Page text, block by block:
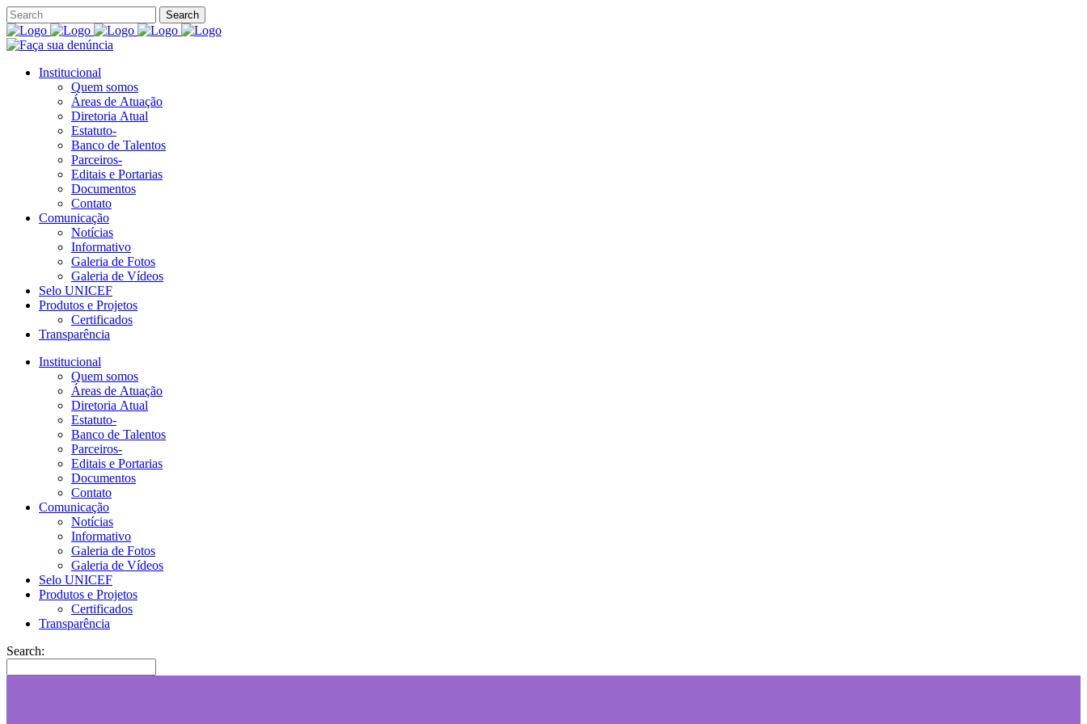
Institucional
Quem somos
Áreas de Atuação
Diretoria Atual
Estatuto-
Banco de Talentos
Parceiros-
Editais e Portarias
Documentos
Contato
Comunicação
Notícias
Informativo
Galeria de Fotos
Galeria de Vídeos
Selo UNICEF
Produtos e Projetos
Certificados
Transparência
Institucional
Quem somos
Áreas de Atuação
Diretoria Atual
Estatuto-
Banco de Talentos
Parceiros-
Editais e Portarias
Documentos
Contato
Comunicação
Notícias
Informativo
Galeria de Fotos
Galeria de Vídeos
Selo UNICEF
Produtos e Projetos
Certificados
Transparência
Search: